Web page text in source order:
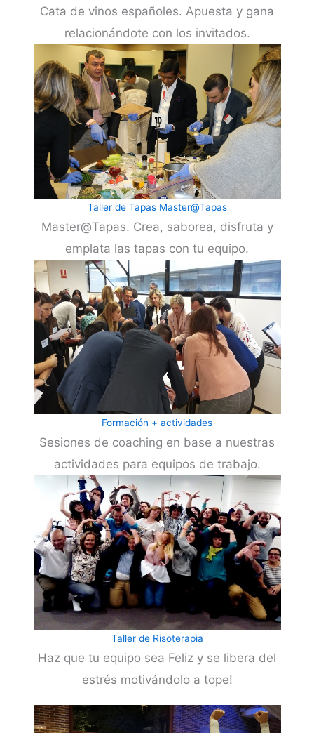
Cata de vinos españoles. Apuesta y gana
relacionándote con los invitados.
Taller de Tapas Master@Tapas
Master@Tapas. Crea, saborea, disfruta y
emplata las tapas con tu equipo.
Formación + actividades
Sesiones de coaching en base a nuestras
actividades para equipos de trabajo.
Taller de Risoterapia
Haz que tu equipo sea Feliz y se libera del
estrés motivándolo a tope!